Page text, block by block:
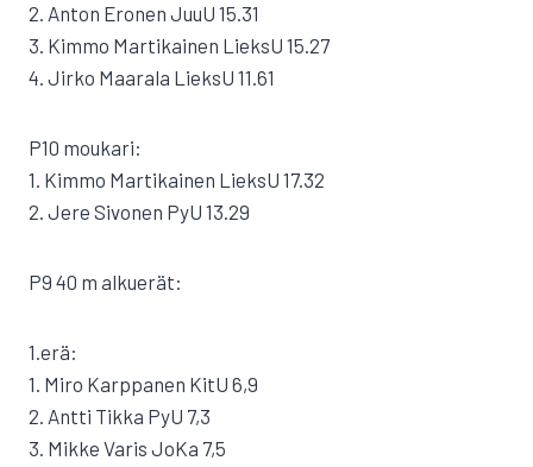
2. Anton Eronen JuuU 15.31
3. Kimmo Martikainen LieksU 15.27
4. Jirko Maarala LieksU 11.61
P10 moukari:
1. Kimmo Martikainen LieksU 17.32
2. Jere Sivonen PyU 13.29
P9 40 m alkuerät:
1.erä:
1. Miro Karppanen KitU 6,9
2. Antti Tikka PyU 7,3
3. Mikke Varis JoKa 7,5